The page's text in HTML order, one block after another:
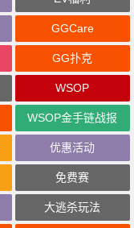
GGCare
GG扑克
WSOP
WSOP金手链战报
优惠活动
免费赛
大逃杀玩法